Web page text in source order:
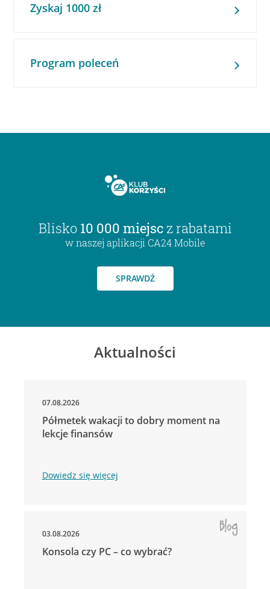
Zyskaj 1000 zł
Program poleceń
Blisko 10 000 miejsc z rabatami
w naszej aplikacji CA24 Mobile
SPRAWDŹ
Aktualności
07.08.2026
Półmetek wakacji to dobry moment na
lekcje finansów
Dowiedz się więcej
03.08.2026
Konsola czy PC – co wybrać?